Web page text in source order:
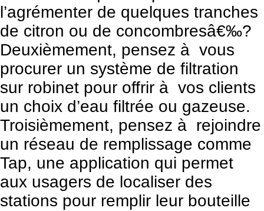
l’agrémenter de quelques tranches
de citron ou de concombresâ€‰?
Deuxièmement, pensez à vous
procurer un système de filtration
sur robinet pour offrir à vos clients
un choix d’eau filtrée ou gazeuse.
Troisièmement, pensez à rejoindre
un réseau de remplissage comme
Tap, une application qui permet
aux usagers de localiser des
stations pour remplir leur bouteille